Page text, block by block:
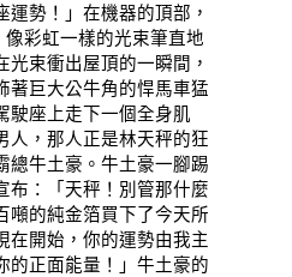
勢！」在機器的頂部，
像彩虹一樣的光束筆直地
束衝出屋頂的一瞬間，
著巨大公牛角的悍馬車猛
駛座上走下一個全身肌
人，那人正是林天秤的狂
牛土豪。牛土豪一腳踢
布：「天秤！別管那什麼
噸的純金箔買下了今天所
在開始，你的運勢由我主
的正面能量！」牛土豪的